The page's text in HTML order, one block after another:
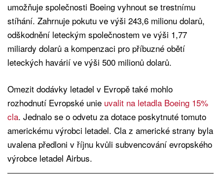
umožňuje společnosti Boeing vyhnout se trestnímu
stíhání. Zahrnuje pokutu ve výši 243,6 milionu dolarů,
odškodnění leteckým společnostem ve výši 1,77
miliardy dolarů a kompenzaci pro příbuzné obětí
leteckých havárií ve výši 500 milionů dolarů.
Omezit dodávky letadel v Evropě také mohlo
rozhodnutí Evropské unie uvalit na letadla Boeing 15%
cla. Jednalo se o odvetu za dotace poskytnuté tomuto
americkému výrobci letadel. Cla z americké strany byla
uvalena předloni v říjnu kvůli subvencování evropského
výrobce letadel Airbus.